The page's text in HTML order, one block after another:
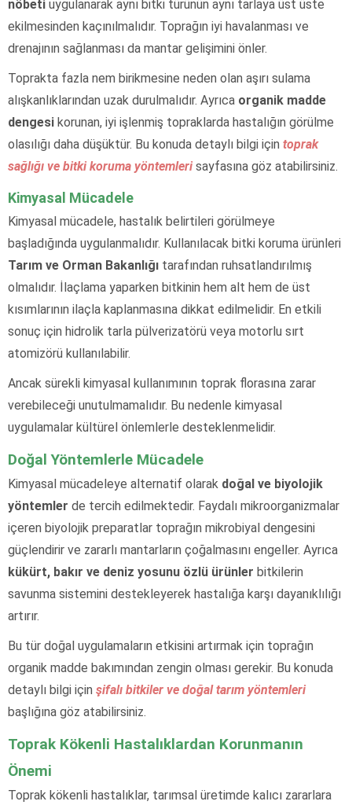
nöbeti uygulanarak aynı bitki türünün aynı tarlaya üst üste
ekilmesinden kaçınılmalıdır. Toprağın iyi havalanması ve
drenajının sağlanması da mantar gelişimini önler.
Toprakta fazla nem birikmesine neden olan aşırı sulama
alışkanlıklarından uzak durulmalıdır. Ayrıca organik madde
dengesi korunan, iyi işlenmiş topraklarda hastalığın görülme
olasılığı daha düşüktür. Bu konuda detaylı bilgi için toprak
sağlığı ve bitki koruma yöntemleri sayfasına göz atabilirsiniz.
Kimyasal Mücadele
Kimyasal mücadele, hastalık belirtileri görülmeye
başladığında uygulanmalıdır. Kullanılacak bitki koruma ürünleri
Tarım ve Orman Bakanlığı tarafından ruhsatlandırılmış
olmalıdır. İlaçlama yaparken bitkinin hem alt hem de üst
kısımlarının ilaçla kaplanmasına dikkat edilmelidir. En etkili
sonuç için hidrolik tarla pülverizatörü veya motorlu sırt
atomizörü kullanılabilir.
Ancak sürekli kimyasal kullanımının toprak florasına zarar
verebileceği unutulmamalıdır. Bu nedenle kimyasal
uygulamalar kültürel önlemlerle desteklenmelidir.
Doğal Yöntemlerle Mücadele
Kimyasal mücadeleye alternatif olarak doğal ve biyolojik
yöntemler de tercih edilmektedir. Faydalı mikroorganizmalar
içeren biyolojik preparatlar toprağın mikrobiyal dengesini
güçlendirir ve zararlı mantarların çoğalmasını engeller. Ayrıca
kükürt, bakır ve deniz yosunu özlü ürünler bitkilerin
savunma sistemini destekleyerek hastalığa karşı dayanıklılığı
artırır.
Bu tür doğal uygulamaların etkisini artırmak için toprağın
organik madde bakımından zengin olması gerekir. Bu konuda
detaylı bilgi için şifalı bitkiler ve doğal tarım yöntemleri
başlığına göz atabilirsiniz.
Toprak Kökenli Hastalıklardan Korunmanın
Önemi
Toprak kökenli hastalıklar, tarımsal üretimde kalıcı zararlara